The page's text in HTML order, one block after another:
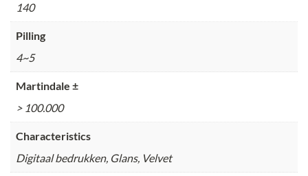
140
Pilling
4~5
Martindale ±
> 100.000
Characteristics
Digitaal bedrukken, Glans, Velvet